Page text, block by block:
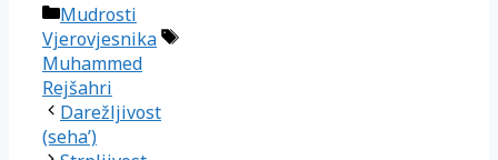
Kategorije
Mudrosti
Vjerovjesnika
Oznake
Muhammed
Rejšahri
Darežljivost
(seha’)